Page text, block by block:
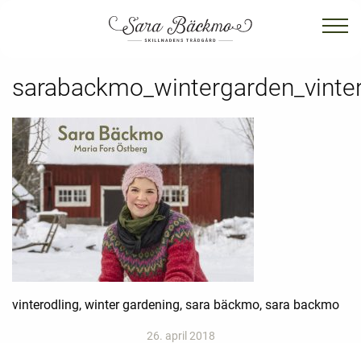
vinterodling, winter gardening, sara bäckmo, sara backmo
26. april 2018